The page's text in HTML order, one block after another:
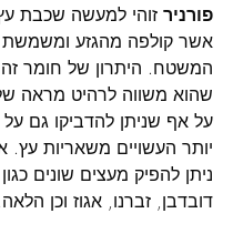
פורניר זוהי למעשה שכבת
אשר קולפה מהגזע ומשמשת
המשטח. היתרון של חומר זה
שהוא משווה לרהיט מראה
על אף שניתן להדביקו גם על
יותר העשויים משאריות עץ.
ניתן להפיק מעצים שונים כגון
דובדבן, זברנו, אגוז וכן הלאה.